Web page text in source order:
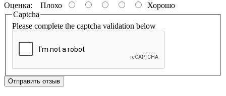
Оценка: Плохо
Хорошо
Captcha
Please complete the captcha validation below
Отправить отзыв